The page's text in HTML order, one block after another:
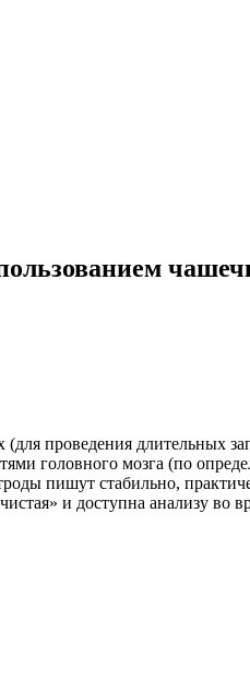
проведения длительных
головного мозга (по
пишут стабильно,
и доступна анализу во